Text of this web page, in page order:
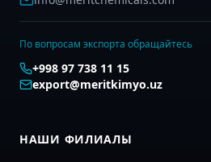
По вопросам экспорта обращайтесь
+998 97 738 11 15
export@meritkimyo.uz
НАШИ ФИЛИАЛЫ